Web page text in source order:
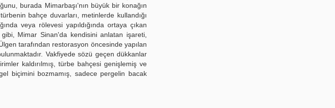
burada Mimarbaşı'nın büyük bir konağın
bahçe duvarları, metinlerde kullandığı
veya rölevesi yapıldığında ortaya çıkan
Mimar Sinan'da kendisini anlatan işareti,
tarafından restorasyon öncesinde yapılan
Vakfiyede sözü geçen dükkanlar
kaldırılmış, türbe bahçesi genişlemiş ve
biçimini bozmamış, sadece pergelin bacak